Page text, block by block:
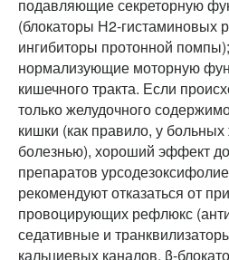
подавляющие секреторную
(блокаторы Н2-гистаминовых
ингибиторы протонной
нормализующие моторную
кишечного тракта. Если
только желудочного
кишки (как правило, у
болезнью), хороший эффект
препаратов
рекомендуют отказаться от
провоцирующих рефлюкс
седативные и
кальциевых каналов, β-